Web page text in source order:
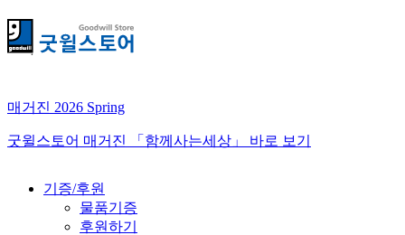
매거진 2026 Spring
굿윌스토어 매거진 「함께사는세상」 바로 보기
기증/후원
물품기증
후원하기